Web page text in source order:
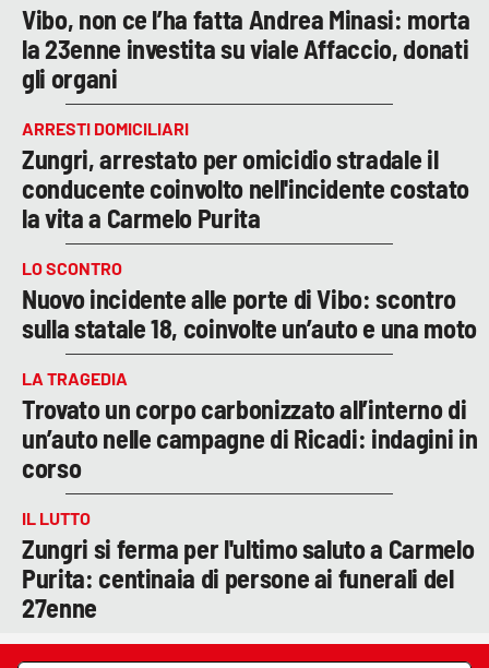
Vibo, non ce l’ha fatta Andrea Minasi: morta
la 23enne investita su viale Affaccio, donati
gli organi
ARRESTI DOMICILIARI
Zungri, arrestato per omicidio stradale il
conducente coinvolto nell'incidente costato
la vita a Carmelo Purita
LO SCONTRO
Nuovo incidente alle porte di Vibo: scontro
sulla statale 18, coinvolte un’auto e una moto
LA TRAGEDIA
Trovato un corpo carbonizzato all’interno di
un’auto nelle campagne di Ricadi: indagini in
corso
IL LUTTO
Zungri si ferma per l'ultimo saluto a Carmelo
Purita: centinaia di persone ai funerali del
27enne